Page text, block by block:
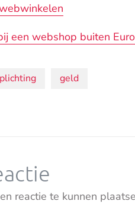
een webshop buiten
geld
reactie te kunnen